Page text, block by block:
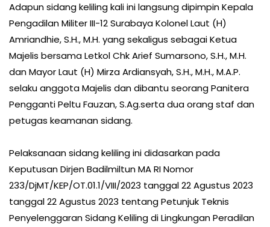
Adapun sidang keliling kali ini langsung dipimpin Kepala
Pengadilan Militer III-12 Surabaya Kolonel Laut (H)
Amriandhie, S.H., M.H. yang sekaligus sebagai Ketua
Majelis bersama Letkol Chk Arief Sumarsono, S.H., M.H.
dan Mayor Laut (H) Mirza Ardiansyah, S.H., M.H., M.A.P.
selaku anggota Majelis dan dibantu seorang Panitera
Pengganti Peltu Fauzan, S.Ag.serta dua orang staf dan
petugas keamanan sidang.
Pelaksanaan sidang keliling ini didasarkan pada
Keputusan Dirjen Badilmiltun MA RI Nomor
233/DjMT/KEP/OT.01.1/VIII/2023 tanggal 22 Agustus 2023
tanggal 22 Agustus 2023 tentang Petunjuk Teknis
Penyelenggaran Sidang Keliling di Lingkungan Peradilan